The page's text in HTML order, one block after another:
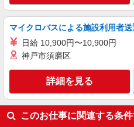
い・週払い可
+゜・。○。・
キープ
紹介予定派遣
株式会社シエロ
時給1400円
（規定あり） ゜+゜・。○。・゜+゜・。○。・゜
頂くと, インセンテ
静岡県静岡
マイクロバスによる施設利用者
日給 10,900円〜10,900円
神戸市須磨区
詳細を見る
このお仕事に関連する条